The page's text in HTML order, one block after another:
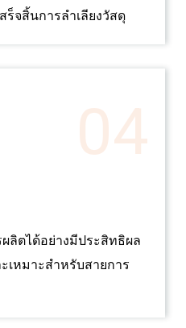
ร็จสิ้นการลำเลียงวัสดุ
04
ลิตได้อย่างมีประสิทธิผล
เหมาะสำหรับสายการ